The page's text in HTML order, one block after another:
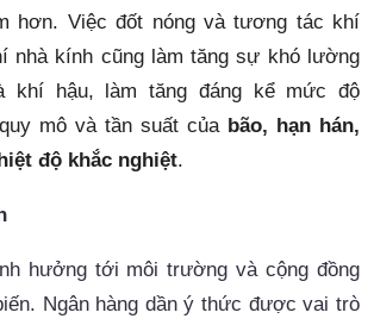
hơn. Việc đốt nóng và tương tác khí
nhà kính cũng làm tăng sự khó lường
mô và tần suất của bão, hạn hán,
độ khắc nghiệt.
hưởng tới môi trường và cộng đồng
Ngân hàng dần ý thức được vai trò